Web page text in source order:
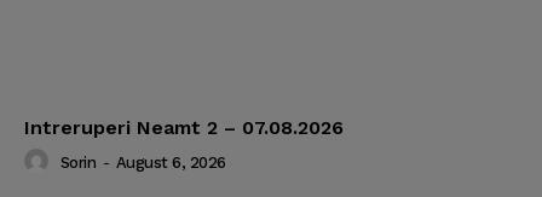
Intreruperi Neamt 2 – 07.08.2026
Sorin - August 6, 2026